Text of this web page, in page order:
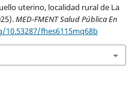
uterino, localidad rural de La
MED-FMENT Salud Pública En
fhes6115mq68b